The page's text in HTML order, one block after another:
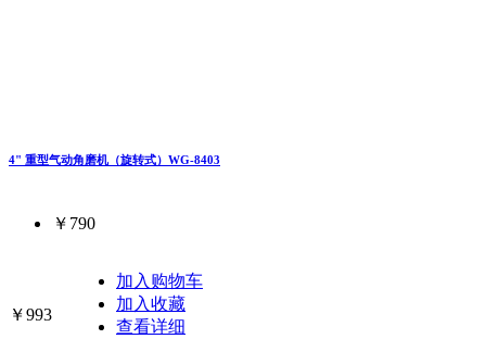
4" 重型气动角磨机（旋转式）WG-8403
￥790
￥993
加入购物车
加入收藏
查看详细